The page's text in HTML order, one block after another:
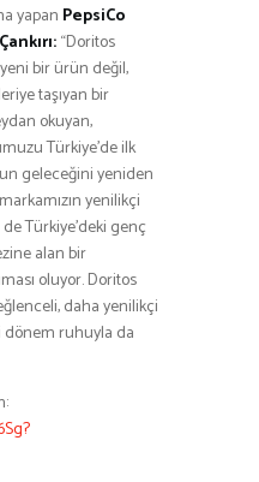
yapan PepsiCo
“Doritos
bir ürün değil,
taşıyan bir
okuyan,
Türkiye’de ilk
geleceğini yeniden
yenilikçi
Türkiye’deki genç
alan bir
oluyor. Doritos
daha yenilikçi
dönem ruhuyla da